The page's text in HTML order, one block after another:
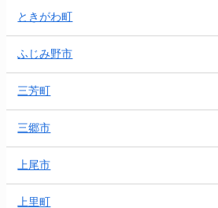
ときがわ町
ふじみ野市
三芳町
三郷市
上尾市
上里町